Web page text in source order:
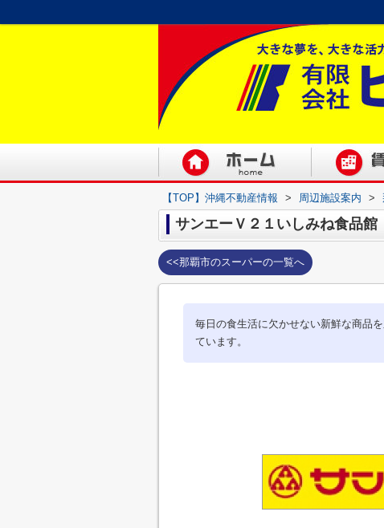
【TOP】沖縄不動産情報 > 周辺施設案内 >
サンエーＶ２１いしみね食品館
<<那覇市のスーパーの一覧へ
毎日の食生活に欠かせない新鮮な商品
ています。